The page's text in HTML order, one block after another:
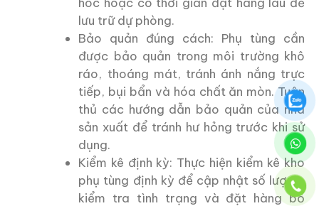
lưu trữ dự phòng.
Bảo quản đúng cách: Phụ tùng cần
được bảo quản trong môi trường khô
ráo, thoáng mát, tránh ánh nắng trực
tiếp, bụi bẩn và hóa chất ăn mòn. Tuân
thủ các hướng dẫn bảo quản của nhà
sản xuất để tránh hư hỏng trước khi sử
dụng.
Kiểm kê định kỳ: Thực hiện kiểm kê kho
phụ tùng định kỳ để cập nhật số lượng,
kiểm tra tình trạng và đặt hàng bổ